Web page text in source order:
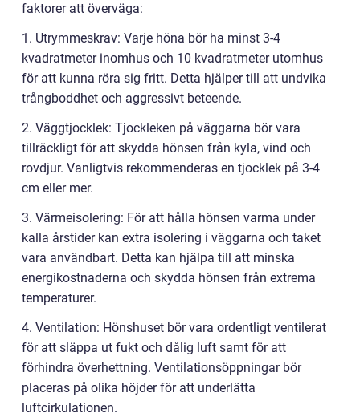
faktorer att överväga:
1. Utrymmeskrav: Varje höna bör ha minst 3-4
kvadratmeter inomhus och 10 kvadratmeter utomhus
för att kunna röra sig fritt. Detta hjälper till att undvika
trångboddhet och aggressivt beteende.
2. Väggtjocklek: Tjockleken på väggarna bör vara
tillräckligt för att skydda hönsen från kyla, vind och
rovdjur. Vanligtvis rekommenderas en tjocklek på 3-4
cm eller mer.
3. Värmeisolering: För att hålla hönsen varma under
kalla årstider kan extra isolering i väggarna och taket
vara användbart. Detta kan hjälpa till att minska
energikostnaderna och skydda hönsen från extrema
temperaturer.
4. Ventilation: Hönshuset bör vara ordentligt ventilerat
för att släppa ut fukt och dålig luft samt för att
förhindra överhettning. Ventilationsöppningar bör
placeras på olika höjder för att underlätta
luftcirkulationen.